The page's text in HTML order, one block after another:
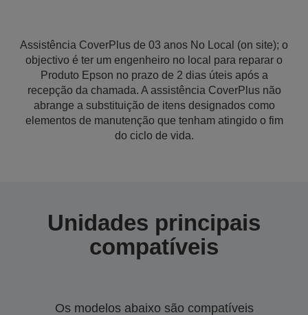
Assistência CoverPlus de 03 anos No Local (on site); o
objectivo é ter um engenheiro no local para reparar o
Produto Epson no prazo de 2 dias úteis após a
recepção da chamada. A assistência CoverPlus não
abrange a substituição de itens designados como
elementos de manutenção que tenham atingido o fim
do ciclo de vida.
Unidades principais
compatíveis
Os modelos abaixo são compatíveis